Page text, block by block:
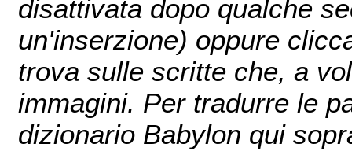
disattivata dopo qualche
un'inserzione) oppure
trova sulle scritte che, a
immagini. Per tradurre le
dizionario Babylon qui